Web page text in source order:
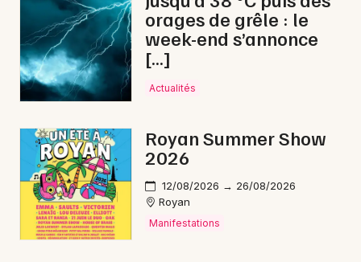
Newsletter des sorties
Artistes en tournée
Actus à Saint-Jean-d'Angély
Magazine à Saint-Jean-d'Angély
orages de grêle : le
week-end s’annonce
[…]
Actualités
Royan Summer Show
2026
12/08/2026 → 26/08/2026
Royan
Manifestations